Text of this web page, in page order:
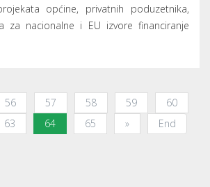
općine, privatnih poduzetnika,
za nacionalne i EU izvore financiranje
56 57 58 59
60
63 64 65 » End